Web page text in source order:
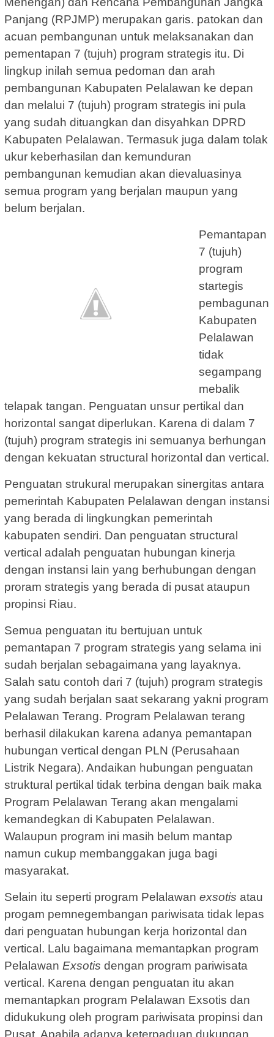
Panjang (RPJMP) merupakan garis. patokan dan
acuan pembangunan untuk melaksanakan dan
pementapan 7 (tujuh) program strategis itu. Di
lingkup inilah semua pedoman dan arah
pembangunan Kabupaten Pelalawan ke depan
dan melalui 7 (tujuh) program strategis ini pula
yang sudah dituangkan dan disyahkan DPRD
Kabupaten Pelalawan. Termasuk juga dalam tolak
ukur keberhasilan dan kemunduran
pembangunan kemudian akan dievaluasinya
semua program yang berjalan maupun yang
belum berjalan.
Pemantapan
7 (tujuh)
program
startegis
pembagunan
Kabupaten
Pelalawan
tidak
segampang
mebalik
telapak tangan. Penguatan unsur pertikal dan
horizontal sangat diperlukan. Karena di dalam 7
(tujuh) program strategis ini semuanya berhungan
dengan kekuatan structural horizontal dan vertical.
Penguatan strukural merupakan sinergitas antara
pemerintah Kabupaten Pelalawan dengan instansi
yang berada di lingkungkan pemerintah
kabupaten sendiri. Dan penguatan structural
vertical adalah penguatan hubungan kinerja
dengan instansi lain yang berhubungan dengan
proram strategis yang berada di pusat ataupun
propinsi Riau.
Semua penguatan itu bertujuan untuk
pemantapan 7 program strategis yang selama ini
sudah berjalan sebagaimana yang layaknya.
Salah satu contoh dari 7 (tujuh) program strategis
yang sudah berjalan saat sekarang yakni program
Pelalawan Terang. Program Pelalawan terang
berhasil dilakukan karena adanya pemantapan
hubungan vertical dengan PLN (Perusahaan
Listrik Negara). Andaikan hubungan penguatan
struktural pertikal tidak terbina dengan baik maka
Program Pelalawan Terang akan mengalami
kemandegkan di Kabupaten Pelalawan.
Walaupun program ini masih belum mantap
namun cukup membanggakan juga bagi
masyarakat.
Selain itu seperti program Pelalawan exsotis atau
progam pemnegembangan pariwisata tidak lepas
dari penguatan hubungan kerja horizontal dan
vertical. Lalu bagaimana memantapkan program
Pelalawan Exsotis dengan program pariwisata
vertical. Karena dengan penguatan itu akan
memantapkan program Pelalawan Exsotis dan
didukukung oleh program pariwisata propinsi dan